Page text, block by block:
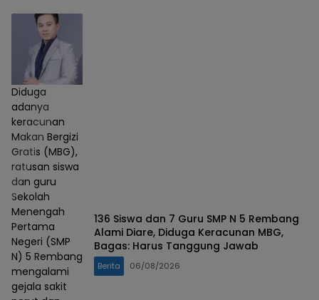
Diduga
adanya
keracunan
Makan Bergizi
Gratis (MBG),
ratusan siswa
dan guru
Sekolah
Menengah
Pertama
Negeri (SMP
N) 5 Rembang
mengalami
gejala sakit
136 Siswa dan 7 Guru SMP N 5 Rembang
Alami Diare, Diduga Keracunan MBG,
Bagas: Harus Tanggung Jawab
Berita 06/08/2026